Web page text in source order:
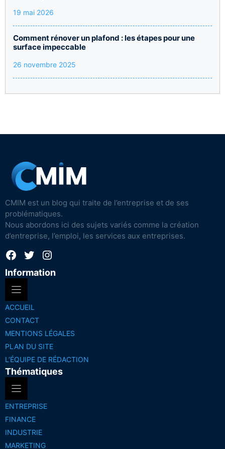
19 mai 2026
Comment rénover un plafond : les étapes pour une
surface impeccable
26 novembre 2025
CMIM est un blog qui traite de l’entreprise et de ses
problématiques.
Nous abordons ici des sujets variés comme la création
d’entreprise, l’emploi, les services aux entreprises.
Facebook
TwitterInstagram
Information
ACCUEIL
CONTACT
MENTIONS LÉGALES
PLAN DU SITE
L’ÉQUIPE DE RÉDACTION
Thématiques
ENTREPRISE
FINANCE
INDUSTRIE
MARKETING